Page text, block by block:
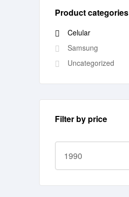
Product categories
Celular
Samsung
Uncategorized
Filter by price